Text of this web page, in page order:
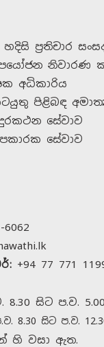
ප්‍රතිචාර
නිවාරණ
අධිකාරිය
පිළිබඳ
සේවාව
සේවාව
6062
+94 77 771
සිට ප.ව.
8.30 සිට ප.ව.
හි වසා ඇත.